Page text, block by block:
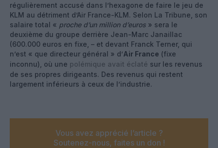
régulièrement accusé dans l’hexagone de faire le jeu de
KLM au détriment d’Air France-KLM. Selon La Tribune, son
salaire total « proche d’un million d’euros » sera le
deuxième du groupe derrière Jean-Marc Janaillac
(600.000 euros en fixe, – et devant Franck Terner, qui
n’est « que directeur général » d’Air France (fixe
inconnu), où une polémique avait éclaté sur les revenus
de ses propres dirigeants. Des revenus qui restent
largement inférieurs à ceux de l’industrie.
Vous avez apprécié l’article ?
Soutenez-nous, faites un don !